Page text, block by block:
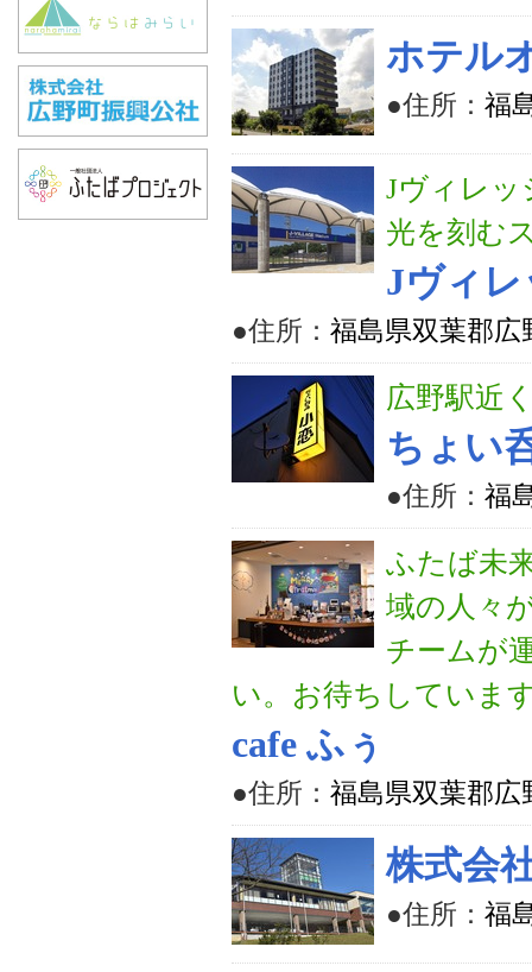
ホテル
●住所： 福
Jヴィレッ
光を刻む
Jヴィ
●住所： 福島県双葉郡広
広野駅近
ちょい
●住所： 福
ふたば未
域の人々
チームが
い。お待ちしていま
cafe ふぅ
●住所： 福島県双葉郡広
株式会
●住所： 福